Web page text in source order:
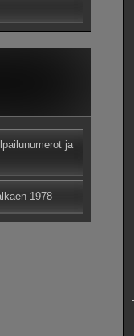
ja
1978